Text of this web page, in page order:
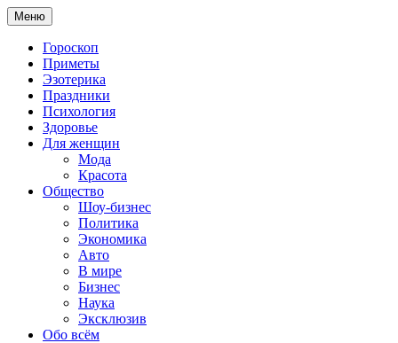
Меню
Гороскоп
Приметы
Эзотерика
Праздники
Психология
Здоровье
Для женщин
Мода
Красота
Общество
Шоу-бизнес
Политика
Экономика
Авто
В мире
Бизнес
Наука
Эксклюзив
Обо всём